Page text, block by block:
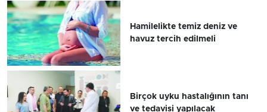
Hamilelikte temiz deniz ve
havuz tercih edilmeli
Birçok uyku hastalığının tanı
ve tedavisi yapılacak